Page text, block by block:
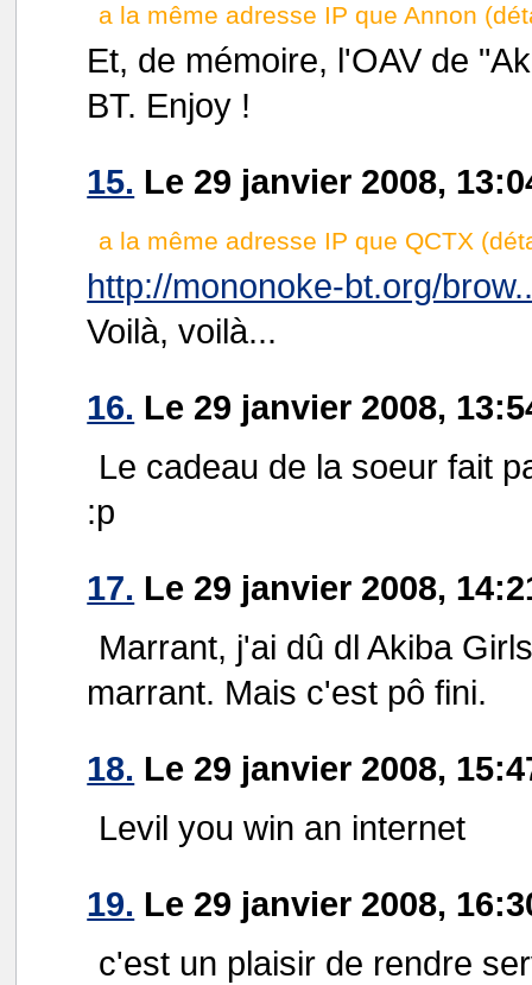
a la même adresse IP que Annon
Et, de mémoire, l'OAV de
BT. Enjoy !
15. Le 29 janvier 2008,
a la même adresse IP que QCTX
http://mononoke-bt.org/
Voilà, voilà...
16. Le 29 janvier 2008,
Le cadeau de la soeur fait
:p
17. Le 29 janvier 2008,
Marrant, j'ai dû dl Akiba
marrant. Mais c'est pô fini.
18. Le 29 janvier 2008,
Levil you win an internet
19. Le 29 janvier 2008,
c'est un plaisir de rendre